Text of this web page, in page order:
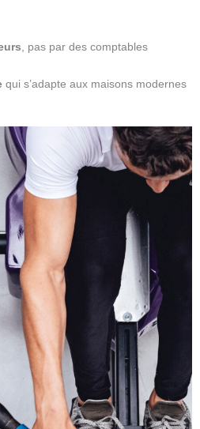
, pas par des comptables
qui s’adapte aux maisons modernes